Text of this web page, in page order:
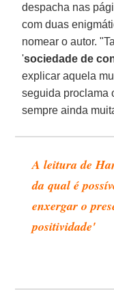
despacha nas
com duas
nomear o autor.
'sociedade de
explicar aquela
seguida proclama
sempre ainda
A leitura de
da qual é
enxergar o
positividade'